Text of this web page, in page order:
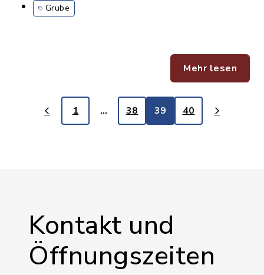
Grube
Mehr lesen
1 … 38 39 40
Kontakt und
Öffnungszeiten